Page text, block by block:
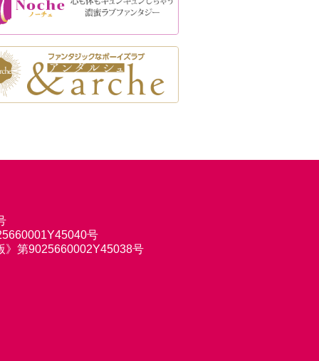
号
第9025660002Y45038号